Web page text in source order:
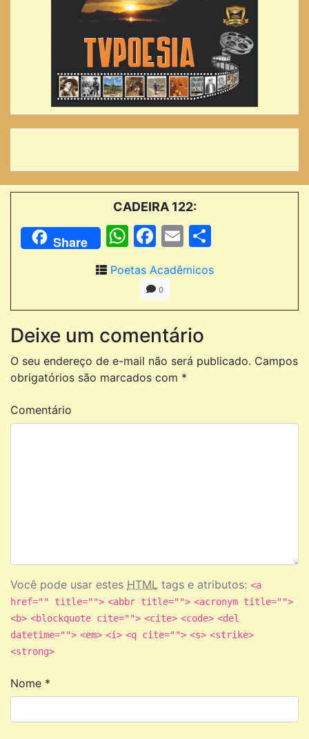
CADEIRA 122:
Share WhatsApp
Facebook
Email
Poetas Acadêmicos
0
Deixe um comentário
O seu endereço de e-mail não será publicado. Campos
obrigatórios são marcados com *
Comentário
Você pode usar estes HTML tags e atributos: <a
href="" title=""> <abbr title=""> <acronym title="">
<b> <blockquote cite=""> <cite> <code> <del
datetime=""> <em> <i> <q cite=""> <s> <strike>
<strong>
Nome *